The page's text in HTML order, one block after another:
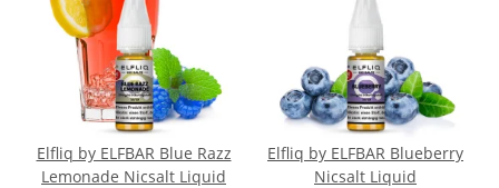
Elfliq by ELFBAR Blue Razz
Lemonade Nicsalt Liquid
Elfliq by ELFBAR Blueberry
Nicsalt Liquid